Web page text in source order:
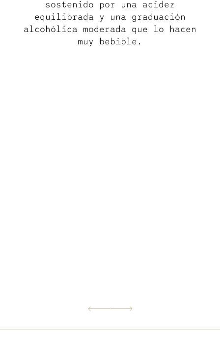
sostenido por una acidez
equilibrada y una graduación
alcohólica moderada que lo hacen
muy bebible.